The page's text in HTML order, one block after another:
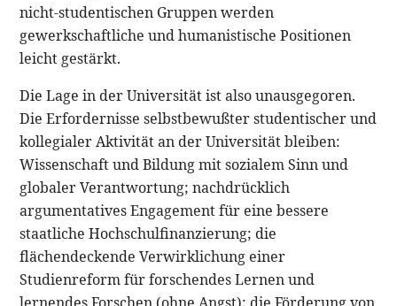
nicht-studentischen Gruppen werden
gewerkschaftliche und humanistische Positionen
leicht gestärkt.
Die Lage in der Universität ist also unausgegoren.
Die Erfordernisse selbstbewußter studentischer und
kollegialer Aktivität an der Universität bleiben:
Wissenschaft und Bildung mit sozialem Sinn und
globaler Verantwortung; nachdrücklich
argumentatives Engagement für eine bessere
staatliche Hochschulfinanzierung; die
flächendeckende Verwirklichung einer
Studienreform für forschendes Lernen und